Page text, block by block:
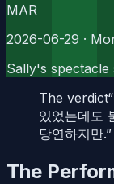
MAR
2026-06-29 ·
Sally's spectacle
The verdict“
있었는데도
당연하지만.”
The